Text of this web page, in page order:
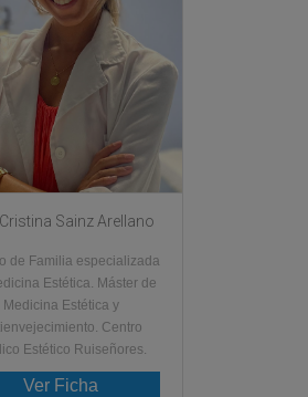
Sainz Arellano
de Familia especializada
Estética. Máster de
Medicina Estética y
Centro
Estético Ruiseñores.
Ver Ficha